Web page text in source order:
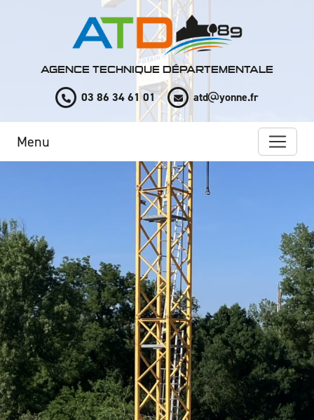
AGENCE TECHNIQUE DÉPARTEMENTALE
03 86 34 61 01 atd yonne.fr
Menu
Panneau de gestion des cookies